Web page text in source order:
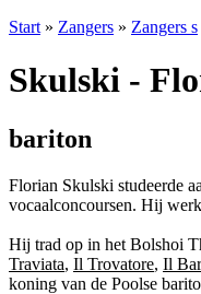
Start » Zangers » Zangers s
Skulski -
bariton
Florian Skulski studeerde
vocaalconcoursen. Hij
Hij trad op in het Bolshoi
Traviata, Il Trovatore, Il
koning van de Poolse